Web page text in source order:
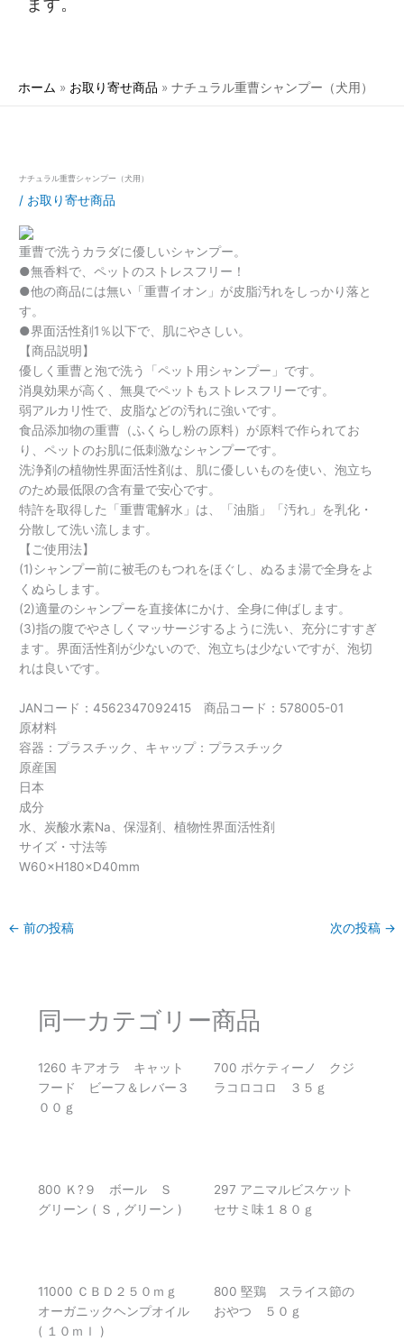
ホーム お取り寄せ商品 ナチュラル重曹シャンプー（犬用）
ナチュラル重曹シャンプー（犬用）
/ お取り寄せ商品
重曹で洗うカラダに優しいシャンプー。
●無香料で、ペットのストレスフリー！
●他の商品には無い「重曹イオン」が皮脂汚れをしっかり落と
す。
●界面活性剤1％以下で、肌にやさしい。
【商品説明】
優しく重曹と泡で洗う「ペット用シャンプー」です。
消臭効果が高く、無臭でペットもストレスフリーです。
弱アルカリ性で、皮脂などの汚れに強いです。
食品添加物の重曹（ふくらし粉の原料）が原料で作られてお
り、ペットのお肌に低刺激なシャンプーです。
洗浄剤の植物性界面活性剤は、肌に優しいものを使い、泡立ち
のため最低限の含有量で安心です。
特許を取得した「重曹電解水」は、「油脂」「汚れ」を乳化・
分散して洗い流します。
【ご使用法】
(1)シャンプー前に被毛のもつれをほぐし、ぬるま湯で全身をよ
くぬらします。
(2)適量のシャンプーを直接体にかけ、全身に伸ばします。
(3)指の腹でやさしくマッサージするように洗い、充分にすすぎ
ます。界面活性剤が少ないので、泡立ちは少ないですが、泡切
れは良いです。
JANコード：4562347092415 商品コード：578005-01
原材料
容器：プラスチック、キャップ：プラスチック
原産国
日本
成分
水、炭酸水素Na、保湿剤、植物性界面活性剤
サイズ・寸法等
W60×H180×D40mm
← 前の投稿 次の投稿 →
同一カテゴリー商品
1260 キアオラ キャット
フード ビーフ＆レバー３
００ｇ
700 ポケティーノ クジ
ラコロコロ ３５ｇ
800 Ｋ?９ ボール Ｓ
グリーン ( Ｓ , グリーン )
297 アニマルビスケット
セサミ味１８０ｇ
11000 ＣＢＤ２５０ｍｇ
オーガニックヘンプオイル
( １０ｍｌ )
800 堅鶏 スライス節の
おやつ ５０ｇ